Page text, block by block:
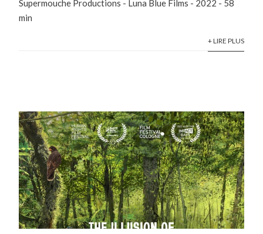
Supermouche Productions - Luna Blue Films - 2022 - 58
min
+ LIRE PLUS